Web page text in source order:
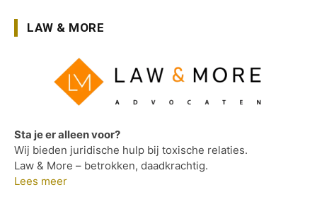
LAW & MORE
Sta je er alleen voor?
Wij bieden juridische hulp bij toxische relaties.
Law & More – betrokken, daadkrachtig.
Lees meer